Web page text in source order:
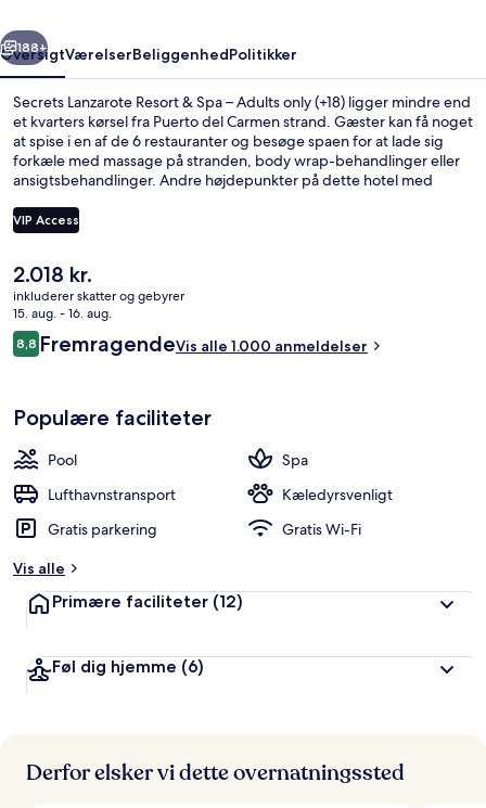
Adults
only
(+18)
Næste
188+
OversigtVærelserBeliggenhedPolitikker
Secrets Lanzarote Resort & Spa – Adults only (+18) ligger mindre end
et kvarters kørsel fra Puerto del Carmen strand. Gæster kan få noget
at spise i en af de 6 restauranter og besøge spaen for at lade sig
forkæle med massage på stranden, body wrap-behandlinger eller
ansigtsbehandlinger. Andre højdepunkter på dette hotel med
fitnesscenter. Rejsende er vilde med stedets hjælpsomme
personale.
VIP Access
Den
nuværende
pris
er
2.018 kr.
2.018 kr.
inkluderer skatter og gebyrer
15. aug. - 16. aug.
Anmeldelser
8,88,8 ud af 10.
FremragendeVis alle 1.000 anmeldelser
Populære faciliteter
Pool
Spa
Lufthavnstransport
Kæledyrsvenligt
Gratis parkering
Gratis Wi-Fi
Vis alle
Primære faciliteter (12)
Føl dig hjemme (6)
Derfor elsker vi dette overnatningssted